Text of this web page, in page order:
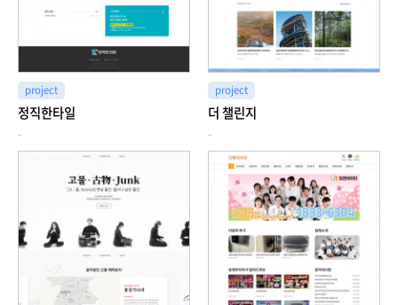
project
정직한타일
-
project
더 챌린지
-